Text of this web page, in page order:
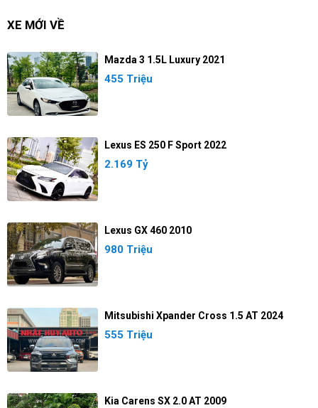
XE MỚI VỀ
Mazda 3 1.5L Luxury 2021
455 Triệu
Lexus ES 250 F Sport 2022
2.169 Tỷ
Lexus GX 460 2010
980 Triệu
Mitsubishi Xpander Cross 1.5 AT 2024
555 Triệu
Kia Carens SX 2.0 AT 2009